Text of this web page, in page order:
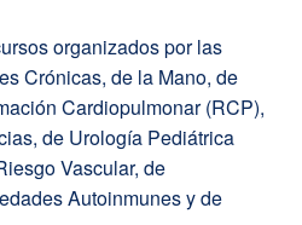
organizados por las
Crónicas, de la Mano, de
Cardiopulmonar (RCP),
de Urología Pediátrica
Vascular, de
Autoinmunes y de